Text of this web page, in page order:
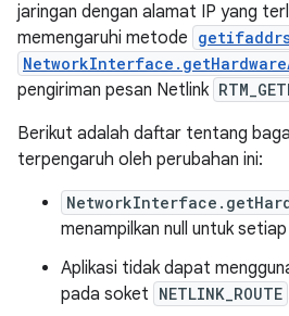
jaringan dengan alamat IP yang
memengaruhi metode
pengiriman pesan Netlink
Berikut adalah daftar tentang
terpengaruh oleh perubahan ini:
menampilkan null untuk
Aplikasi tidak dapat
pada soket NETLINK_ROUTE